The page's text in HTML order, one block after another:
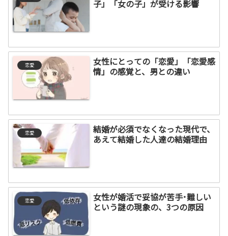
子」「女の子」が受ける影響
恋愛
女性にとっての「恋愛」「恋愛感
情」の感覚と、男との違い
恋愛
結婚が必須でなくなった現代で、
あえて結婚した人達の結婚理由
恋愛
女性が婚活で妥協が苦手･難しい
という謎の現象の、3つの原因